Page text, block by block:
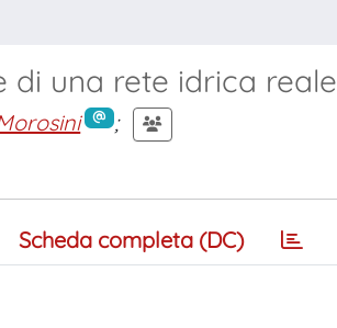
di una rete idrica reale
;
Scheda completa (DC)